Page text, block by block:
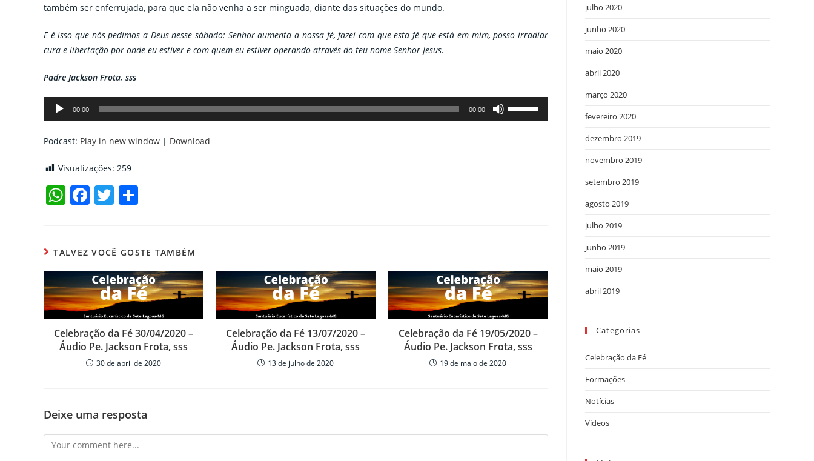
também ser enferrujada, para que ela não venha a ser minguada, diante das situações do mundo.
E é isso que nós pedimos a Deus nesse sábado: Senhor aumenta a nossa fé, fazei com que esta fé que está em mim, posso irradiar
cura e libertação por onde eu estiver e com quem eu estiver operando através do teu nome Senhor Jesus.
Padre Jackson Frota, sss
Tocador
de
00:00 00:00
diminuir
o
volume.
Podcast: Play in new window | Download
Visualizações: 259
W
s
A
p
p
F
e
b
o
o
k
T
er p
ar
til
h
ar
TALVEZ VOCÊ GOSTE TAMBÉM
Celebração da Fé 30/04/2020 –
Áudio Pe. Jackson Frota, sss
30 de abril de 2020
Celebração da Fé 13/07/2020 –
Áudio Pe. Jackson Frota, sss
13 de julho de 2020
Celebração da Fé 19/05/2020 –
Áudio Pe. Jackson Frota, sss
19 de maio de 2020
Deixe uma resposta
Comment
julho 2020
junho 2020
maio 2020
abril 2020
março 2020
fevereiro 2020
dezembro 2019
novembro 2019
setembro 2019
agosto 2019
julho 2019
junho 2019
maio 2019
abril 2019
Categorias
Celebração da Fé
Formações
Notícias
Vídeos